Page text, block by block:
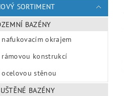
SORTIMENT
BAZÉNY
nafukovacím okrajem
rámovou konstrukcí
ocelovou stěnou
BAZÉNY